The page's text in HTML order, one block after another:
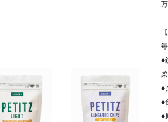
●
●
●
●